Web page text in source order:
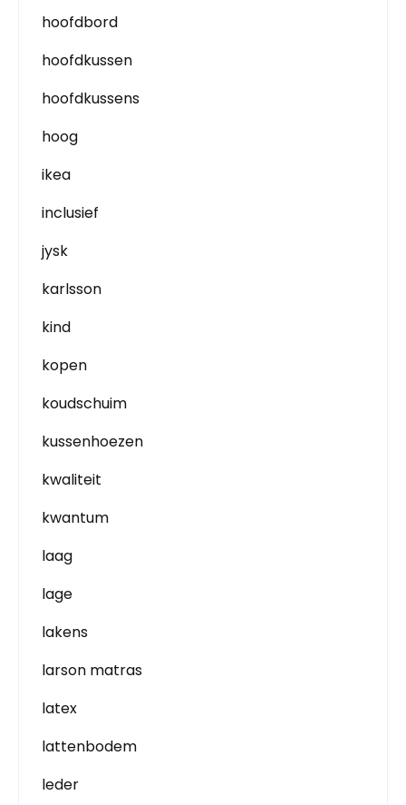
hoofdbord
hoofdkussen
hoofdkussens
hoog
ikea
inclusief
jysk
karlsson
kind
kopen
koudschuim
kussenhoezen
kwaliteit
kwantum
laag
lage
lakens
larson matras
latex
lattenbodem
leder